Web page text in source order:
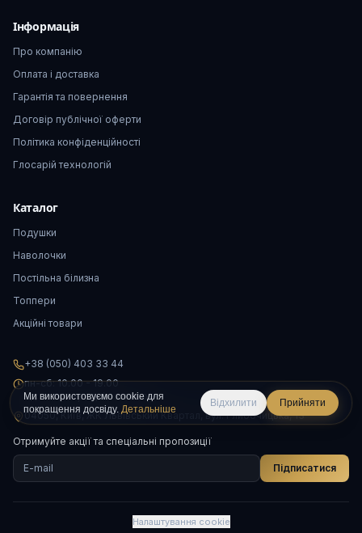
Інформація
Про компанію
Оплата і доставка
Гарантія та повернення
Договір публічної оферти
Політика конфіденційності
Глосарій технологій
Каталог
Подушки
Наволочки
Постільна білизна
Топпери
Акційні товари
+38 (050) 403 33 44
пн-сб: 10.00 - 19.00
нд: за попереднім записом
04050, Київ, ЖК Львівський Квартал, вул. Глибочицька, 13
Отримуйте акції та спеціальні пропозиції
Підписатися
Налаштування cookie
Ми використовуємо cookie для
покращення досвіду. Детальніше
Відхилити Прийняти